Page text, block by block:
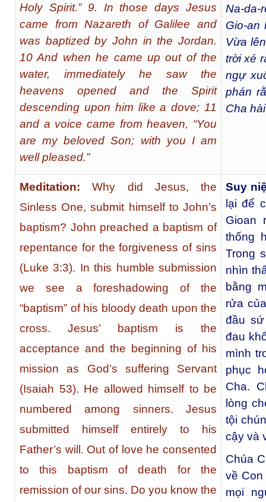
Holy Spirit.” 9. In those days Jesus
came from Nazareth of Galilee and
was baptized by John in the Jordan.
10 And when he came up out of the
water, immediately he saw the
heavens opened and the Spirit
descending upon him like a dove; 11
and a voice came from heaven, “You
are my beloved Son; with you I am
well pleased.”
Na-
Gio-an
Vừa
trời xé
ngự
phán
Cha
Meditation: Why did Jesus, the
Sinless One, submit himself to John’s
baptism? John preached a baptism of
repentance for the forgiveness of sins
(Luke 3:3). In this humble submission
we see a foreshadowing of the
“baptism” of his bloody death upon the
cross. Jesus’ baptism is the
acceptance and the beginning of his
mission as God’s suffering Servant
(Isaiah 53). He allowed himself to be
numbered among sinners. Jesus
submitted himself entirely to his
Father’s will. Out of love he consented
to this baptism of death for the
remission of our sins. Do you know the
Suy
lại để
Gioan
thống
Trong
nhìn
bằng
rửa
đầu
đau
mình
phục
Cha.
lòng
tội
cậy và
Chúa
về Con
mọi